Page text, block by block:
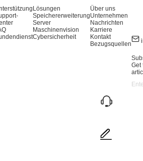
Lösungen
Speichererweiterung
Server
Maschinenvision
Cybersicherheit
Über uns
Unternehmen
Nachrichten
Karriere
Kontakt
Bezugsquellen
Get